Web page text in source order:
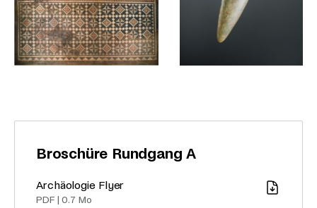
Broschüre Rundgang A
Download
Archäologie Flyer
PDF 0.7 Mo